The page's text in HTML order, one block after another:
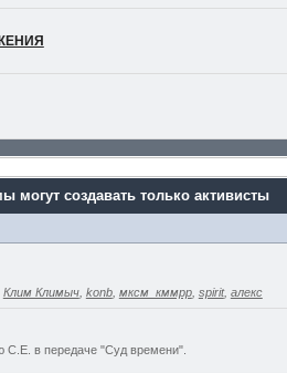
могут создавать только активисты
Клим Климыч, konb, мксм_кммрр, spirit, алекс
в передаче "Суд времени".